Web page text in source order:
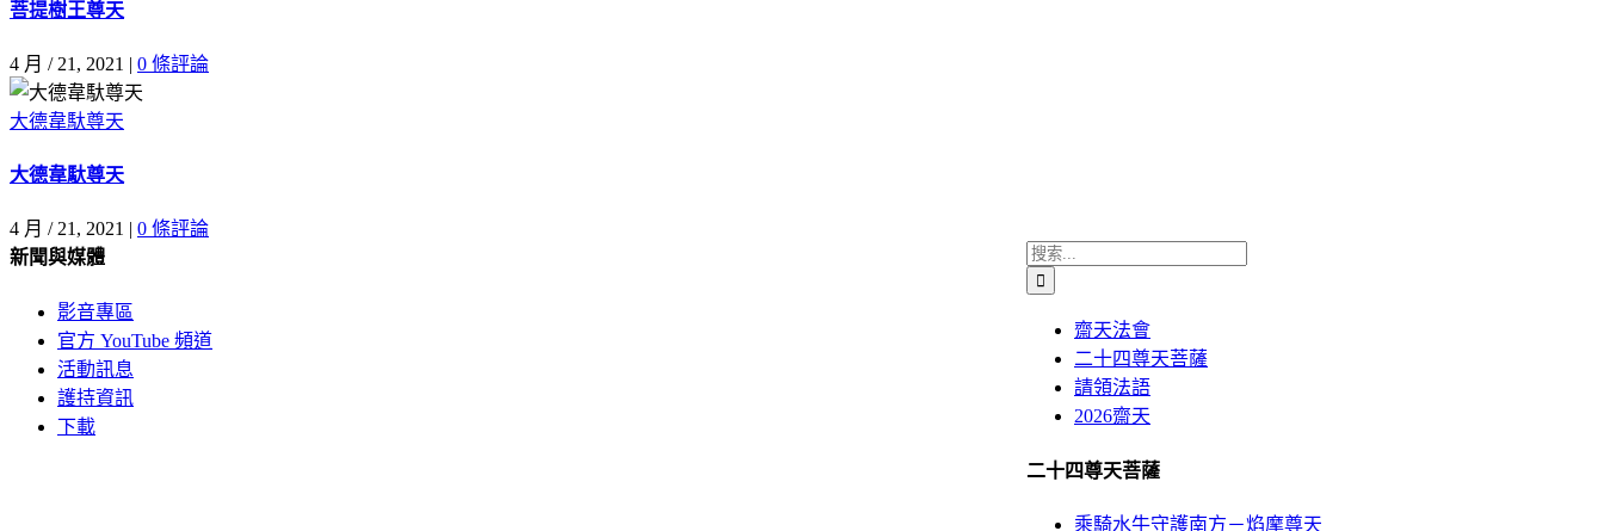
菩提樹王尊天
4 月 / 21, 2021 | 0 條評論
大德韋馱尊天
大德韋馱尊天
4 月 / 21, 2021 | 0 條評論
搜
索
齋天法會
二十四尊天菩薩
請領法語
2026齋天
二十四尊天菩薩
乘騎水牛守護南方－焰摩尊天
新聞與媒體
影音專區
官方 YouTube 頻道
活動訊息
護持資訊
下載